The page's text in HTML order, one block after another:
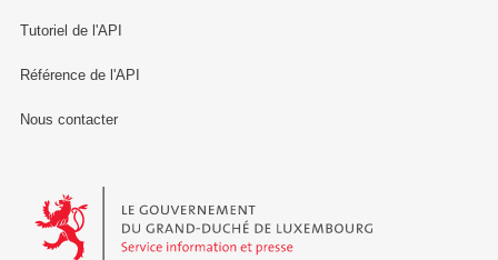
Tutoriel de l'API
Référence de l'API
Nous contacter
Le Gouvernement du Grand-Duché de Luxembourg - Service